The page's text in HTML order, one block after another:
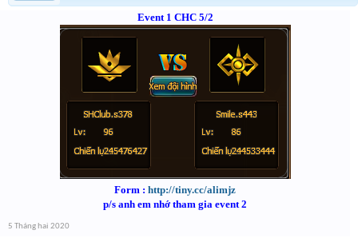
Event 1 CHC 5/2
Form : http://tiny.cc/alimjz
p/s anh em nhớ tham gia event 2
5 Tháng hai 2020